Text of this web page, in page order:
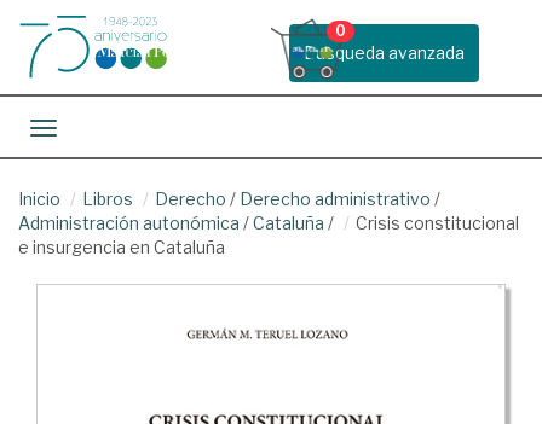
Busqueda avanzada
0
Toggle navigation
Inicio Libros Derecho / Derecho administrativo /
Administración autonómica /Cataluña /
Crisis constitucional
e insurgencia en Cataluña